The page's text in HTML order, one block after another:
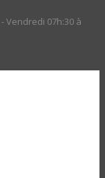
Vendredi 07h:30 à